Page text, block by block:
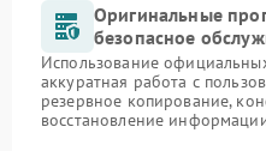
Оригинальные
безопасное
Использование
аккуратная работа с
резервное копирование,
восстановление